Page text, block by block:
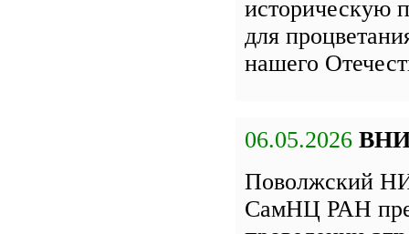
историческую
для
нашего
06.05.2026
Поволжский
СамНЦ РАН